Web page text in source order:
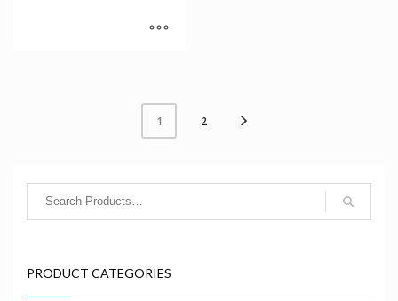
1 2
PRODUCT CATEGORIES